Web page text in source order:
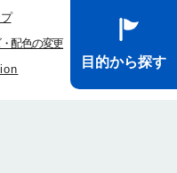
配色の変更
目的から探す